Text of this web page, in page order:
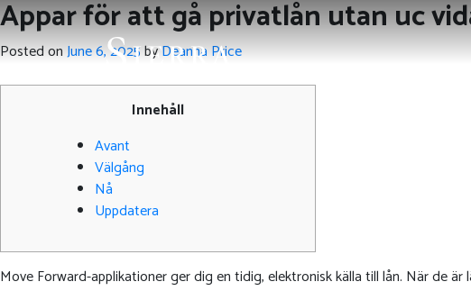
Appar för att gå privatlån utan uc
Posted onJune 6, 2025byDeanna Price
Innehåll
Avant
Välgång
Nå
Uppdatera
Move Forward-applikationer ger dig en tidig, elektronisk källa till lån. När de